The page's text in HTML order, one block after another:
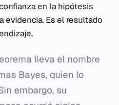
en la hipótesis
evidencia. Es el resultado
lleva el nombre
Bayes, quien lo
embargo, su